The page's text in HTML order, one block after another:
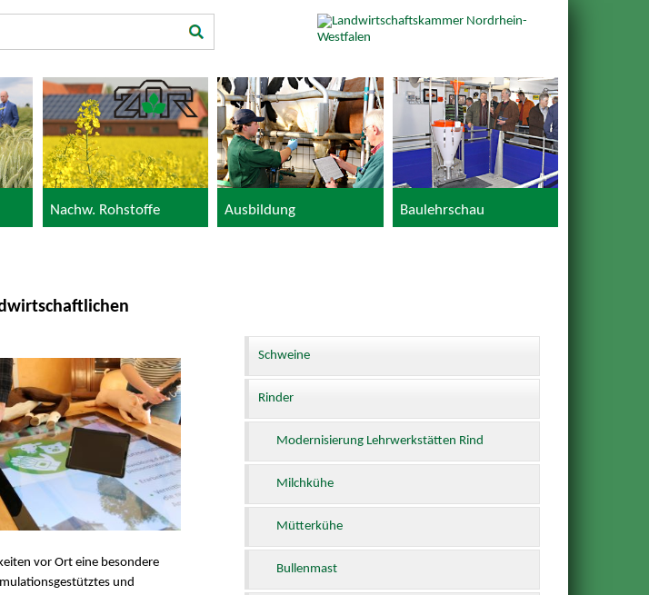
Nachw. Rohstoffe Ausbildung Baulehrschau
vor Ort eine besondere
und
Schweine
Rinder
Modernisierung Lehrwerkstätten Rind
Milchkühe
Mütterkühe
Bullenmast